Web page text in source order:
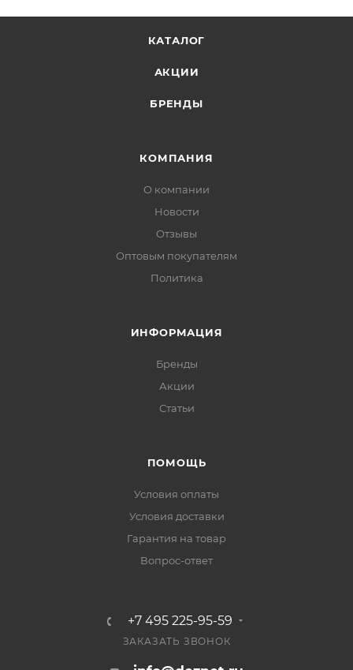
КАТАЛОГ
АКЦИИ
БРЕНДЫ
КОМПАНИЯ
О компании
Новости
Отзывы
Оптовым покупателям
Политика
ИНФОРМАЦИЯ
Бренды
Акции
Статьи
ПОМОЩЬ
Условия оплаты
Условия доставки
Гарантия на товар
Вопрос-ответ
+7 495 225-95-59
ЗАКАЗАТЬ ЗВОНОК